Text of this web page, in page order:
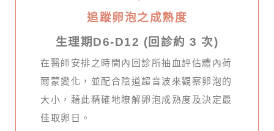
追蹤卵泡之成熟度
生理期D6-D12 (回診約 3 次)
在醫師安排之時間內回診所抽血評估體內荷
爾蒙變化，並配合陰道超音波來觀察卵泡的
大小，藉此精確地瞭解卵泡成熟度及決定最
佳取卵日。